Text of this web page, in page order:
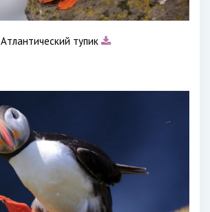
Атлантический тупик